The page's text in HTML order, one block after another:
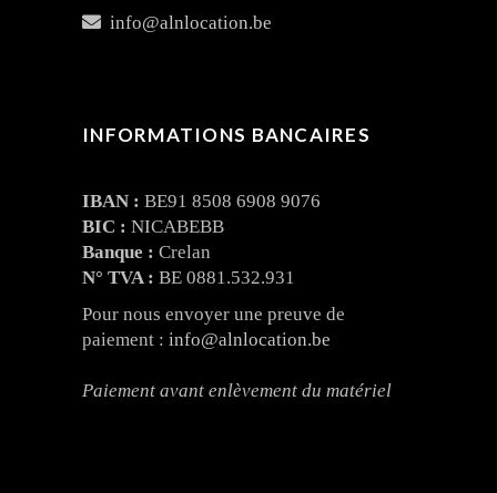
info@alnlocation.be
INFORMATIONS BANCAIRES
IBAN : BE91 8508 6908 9076
BIC : NICABEBB
Banque : Crelan
N° TVA : BE 0881.532.931
Pour nous envoyer une preuve de
paiement : info@alnlocation.be
Paiement avant enlèvement du matériel